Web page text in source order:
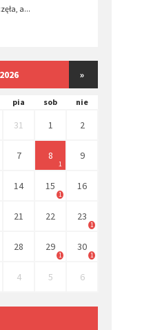
a...
»
pia sob nie
31 1 2
7 8
1
9
14 15
1
16
21 22 23
1
28 29
1
30
1
4 5 6